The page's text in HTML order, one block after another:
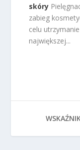
skóry
zabieg
celu
największej...